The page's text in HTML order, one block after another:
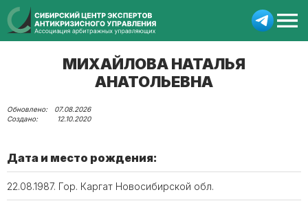
МИХАЙЛОВА НАТАЛЬЯ
АНАТОЛЬЕВНА
07.08.2026
12.10.2020
Дата и место рождения:
22.08.1987. Гор. Каргат Новосибирской обл.